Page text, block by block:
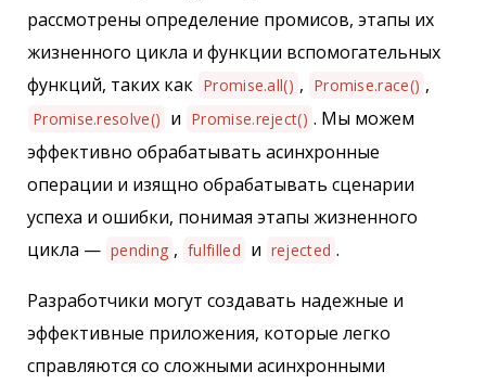
рассмотрены определение промисов, этапы их
жизненного цикла и функции вспомогательных
функций, таких как Promise.all() , Promise.race() ,
Promise.resolve() и Promise.reject() . Мы можем
эффективно обрабатывать асинхронные
операции и изящно обрабатывать сценарии
успеха и ошибки, понимая этапы жизненного
цикла — pending , fulfilled и rejected .
Разработчики могут создавать надежные и
эффективные приложения, которые легко
справляются со сложными асинхронными